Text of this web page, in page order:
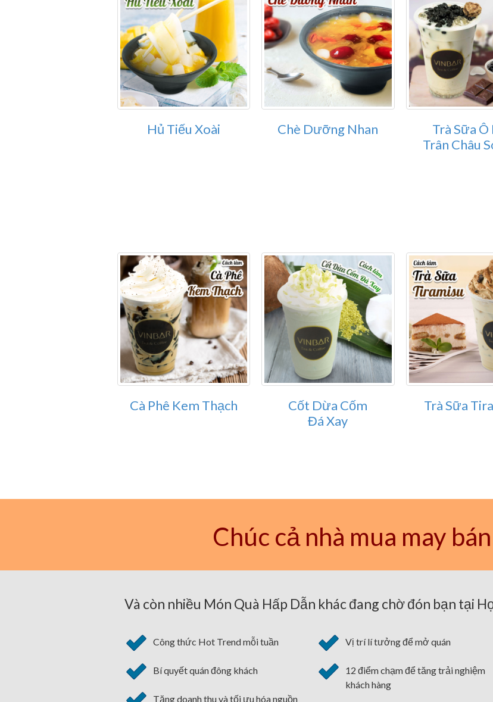
Hủ Tiếu Xoài Chè Dưỡng Nhan
Trà Sữa Ô
Trân Châu
Cà Phê Kem Thạch
Cốt Dừa Cốm
Đá Xay
Trà Sữa
Chúc cả nhà mua may
Và còn nhiều Món Quà Hấp Dẫn khác đang chờ đón bạn tại
Công thức Hot Trend mỗi tuần
Bí quyết quán đông khách
Tăng doanh thu và tối ưu hóa nguồn
Vị trí lí tưởng để mở quán
12 điểm chạm để tăng trải nghiệm
khách hàng